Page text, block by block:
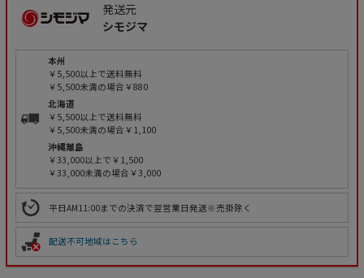
発送元
シモジマ
本州
￥5,500以上で送料無料
￥5,500未満の場合￥880
北海道
￥5,500以上で送料無料
￥5,500未満の場合￥1,100
沖縄離島
￥33,000以上で￥1,500
￥33,000未満の場合￥3,000
平日AM11:00までの決済で翌営業日発送※売掛除く
配送不可地域はこちら